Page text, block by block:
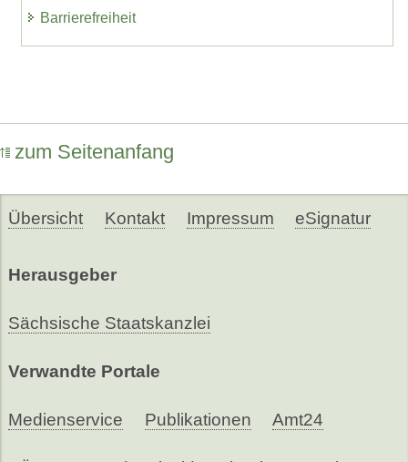
Barrierefreiheit
zum Seitenanfang
Übersicht Kontakt Impressum eSignatur
Herausgeber
Sächsische Staatskanzlei
Verwandte Portale
Medienservice Publikationen Amt24